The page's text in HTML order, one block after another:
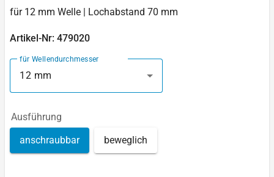
für 12 mm Welle | Lochabstand 70 mm
Artikel-Nr: 479020
für Wellendurchmesser
12 mm
Ausführung
anschraubbar beweglich